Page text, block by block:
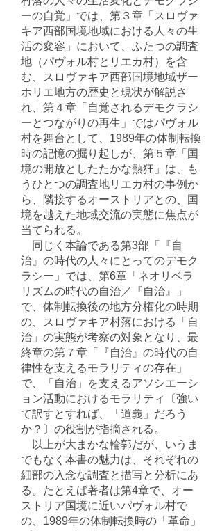
ーの自覚」では、第３章「スロヴァ
キア西部国境地域における人々の生
活の変容」において、ふたつの調査
地（パヴォル村とリエカ村）を含
む、スロヴァキア西部国境地域ザー
ホリエ地方の歴史と現状が解説さ
れ、第４章「自覚されるデモクラシ
ーとつながりの再生」ではパヴォル
村を舞台として、1989年の体制転換
時の記憶の掘り起しが、第５章「国
境の開放としたたかな熱狂」は、も
うひとつの調査地リエカ村の事例か
ら、隣接するオーストリアとの、国
境を越えた地域交流の実態に焦点が
当てられる。
同じく本論である第3部「『自
治』の時代の人々にとってのデモク
ラシー」では、第6章「ネオリベラ
リズムの時代の自治／『自治』」
で、体制転換後の地方分権化の時期
の、スロヴァキア村落における「自
治」の実態が考察の対象となり、最
終章の第７章「『自治』の時代の自
律性を支えるモラリティの存在」
で、「自治」を支えるアソシエーシ
ョン活動におけるモラリティ〔強い
て訳すとすれば、「道義」だろう
か？〕の役割が指摘される。
以上が大まかな輪郭だが、いうま
でもなく本書の魅力は、それぞれの
細部の入念な調査と描写と分析にあ
る。たとえば著者は第4章で、オー
ストリア国境に近いパヴォル村で
の、1989年の体制転換時の「革命」